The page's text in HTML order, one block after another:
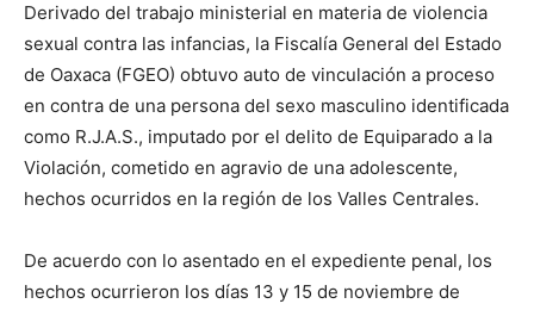
Derivado del trabajo ministerial en materia de violencia
sexual contra las infancias, la Fiscalía General del Estado
de Oaxaca (FGEO) obtuvo auto de vinculación a proceso
en contra de una persona del sexo masculino identificada
como R.J.A.S., imputado por el delito de Equiparado a la
Violación, cometido en agravio de una adolescente,
hechos ocurridos en la región de los Valles Centrales.
De acuerdo con lo asentado en el expediente penal, los
hechos ocurrieron los días 13 y 15 de noviembre de